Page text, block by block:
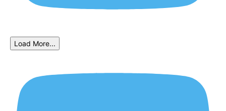
Load More...